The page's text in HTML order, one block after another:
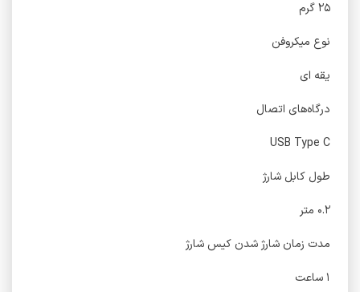
۲۵ گرم
نوع میکروفن
یقه ای
درگاه‌های اتصال
USB Type C
طول کابل شارژ
۰.۲ متر
مدت زمان شارژ شدن کیس شارژ
۱ ساعت